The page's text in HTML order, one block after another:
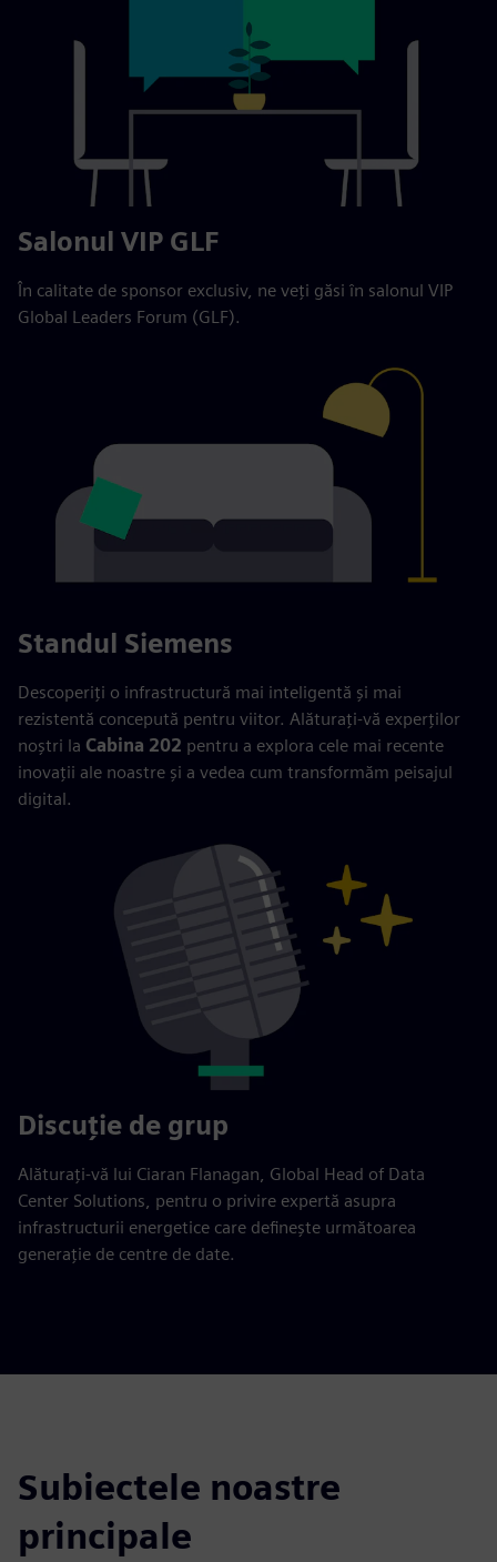
Salonul VIP GLF
În calitate de sponsor exclusiv, ne veți găsi în salonul VIP
Global Leaders Forum (GLF).
Standul Siemens
Descoperiți o infrastructură mai inteligentă și mai
rezistentă concepută pentru viitor. Alăturați-vă experților
noștri la Cabina 202 pentru a explora cele mai recente
inovații ale noastre și a vedea cum transformăm peisajul
digital.
Discuție de grup
Alăturați-vă lui Ciaran Flanagan, Global Head of Data
Center Solutions, pentru o privire expertă asupra
infrastructurii energetice care definește următoarea
generație de centre de date.
Subiectele noastre
principale